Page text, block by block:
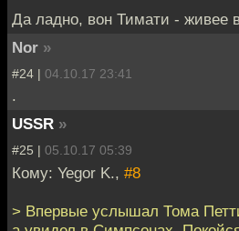
Да ладно, вон Тимати - живее
Nor »
#24 | 04.10.17 23:41
.
USSR »
#25 | 05.10.17 05:39
Кому: Yegor K., #8
> Впервые услышал Тома